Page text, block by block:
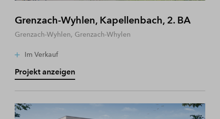
Grenzach-Wyhlen, Kapellenbach, 2. BA
Grenzach-Wyhlen, Grenzach-Whylen
Im Verkauf
Projekt anzeigen